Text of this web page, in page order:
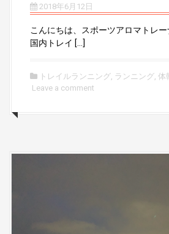
2018年6月12日
こんにちは、スポーツアロマトレー
国内トレイ […]
トレイルランニング ランニング 体
Leave a comment